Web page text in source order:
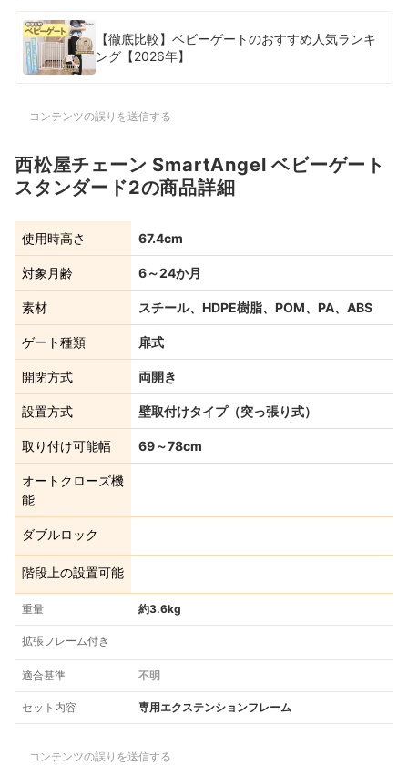
【徹底比較】ベビーゲートのおすすめ人気ランキ
ング【2026年】
コンテンツの誤りを送信する
西松屋チェーン SmartAngel ベビーゲート
スタンダード2の商品詳細
使用時高さ 67.4cm
対象月齢 6～24か月
素材 スチール、HDPE樹脂、POM、PA、ABS
ゲート種類 扉式
開閉方式 両開き
設置方式 壁取付けタイプ（突っ張り式）
取り付け可能幅 69～78cm
オートクローズ機
能
ダブルロック
階段上の設置可能
重量 約3.6kg
拡張フレーム付き
適合基準 不明
セット内容 専用エクステンションフレーム
コンテンツの誤りを送信する